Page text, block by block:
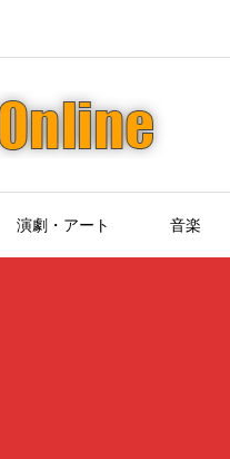
演劇・アート 音楽